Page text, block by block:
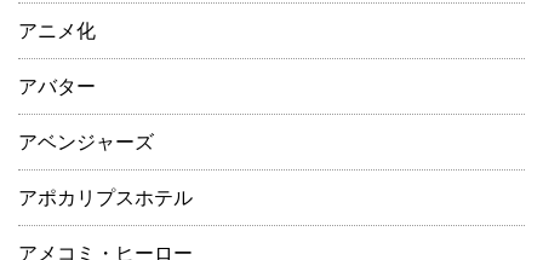
アニメ化
アバター
アベンジャーズ
アポカリプスホテル
アメコミ・ヒーロー